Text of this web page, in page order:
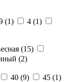
(1) 4 (1)
(15)
(2)
40 (9) 45 (1)